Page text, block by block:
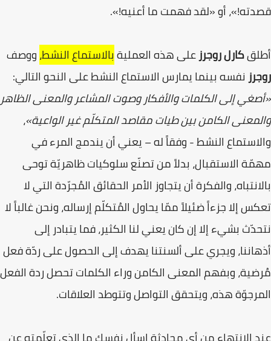
قصدته!»، أو «لقد فهمت ما أعنيه!».
أطلقكارل روجرز على هذه العمليةبالاستماع النشط،ووصف
روجرز نفسه بينما يمارس الاستماع النشط على النحو التالي:
«أصغي إلى الكلمات والأفكار وصوت المشاعر والمعنى الظاهر
والمعنى الكامن بين طيات مقاصد المتكلّم غير الواعية»،
والاستماع النشط - وفقاً له – يعني أن يندمج المرء في
مهمّة الاستقبال، بدلاً من تصنّع سلوكيات ظاهريّة توحى
بالانتباه، والفكرة أن يتجاوز الأمر الحقائق المُجرّدة التي لا
تعكس إلا جزءاً ضئيلاً ممّا يحاول المُتكلّم إرساله، ونحن غالباً لا
نتحدّث بشيء إلا إن كان يعني لنا الكثير، فما يتبادر إلى
أذهاننا، ويجري على ألسنتنا يهدف إلى الحصول على ردّة فعل
مُرضية، وبفهم المعنى الكامن وراء الكلمات تحصل ردة الفعل
المرجوّة هذه، ويتحقق التواصل وتتوطد العلاقات.